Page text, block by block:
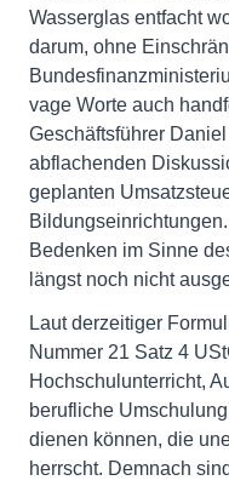
Wasserglas entfacht
darum, ohne
vage Worte auch
Geschäftsführer
abflachenden
geplanten
Bedenken im Sinne
längst noch nicht
Laut derzeitiger
Nummer 21 Satz 4
Hochschulunterricht,
berufliche
dienen können, die
herrscht. Demnach